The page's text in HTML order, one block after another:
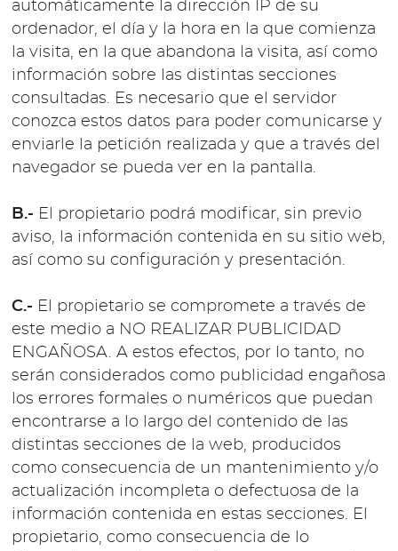
automáticamente la dirección IP de su
ordenador, el día y la hora en la que comienza
la visita, en la que abandona la visita, así como
información sobre las distintas secciones
consultadas. Es necesario que el servidor
conozca estos datos para poder comunicarse y
enviarle la petición realizada y que a través del
navegador se pueda ver en la pantalla.
B.- El propietario podrá modificar, sin previo
aviso, la información contenida en su sitio web,
así como su configuración y presentación.
C.- El propietario se compromete a través de
este medio a NO REALIZAR PUBLICIDAD
ENGAÑOSA. A estos efectos, por lo tanto, no
serán considerados como publicidad engañosa
los errores formales o numéricos que puedan
encontrarse a lo largo del contenido de las
distintas secciones de la web, producidos
como consecuencia de un mantenimiento y/o
actualización incompleta o defectuosa de la
información contenida en estas secciones. El
propietario, como consecuencia de lo